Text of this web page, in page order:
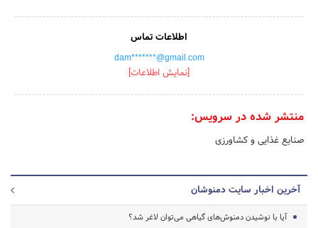
اطلاعات تماس
dam*******@gmail.com
[نمایش اطلاعات]
منتشر شده در سرویس:
صنایع غذایی و کشاورزی
آخرین اخبار سایت دمنوشان
آیا با نوشیدن دمنوش‌های گیاهی می‌توان لاغر شد؟